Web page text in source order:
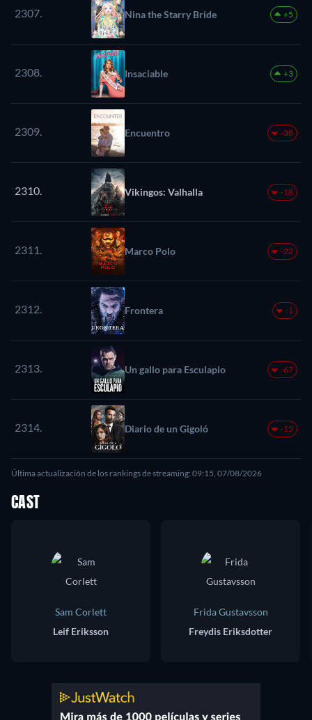
2307. Nina the Starry Bride +5
2308. Insaciable +3
2309. Encuentro -38
2310. Vikingos: Valhalla -18
2311. Marco Polo -22
2312. Frontera -1
2313. Un gallo para Esculapio -67
2314. Diario de un Gigoló -15
Última actualización de los rankings de streaming: 09:15, 07/08/2026
CAST
Sam Corlett
Leif Eriksson
Frida Gustavsson
Freydis Eriksdotter